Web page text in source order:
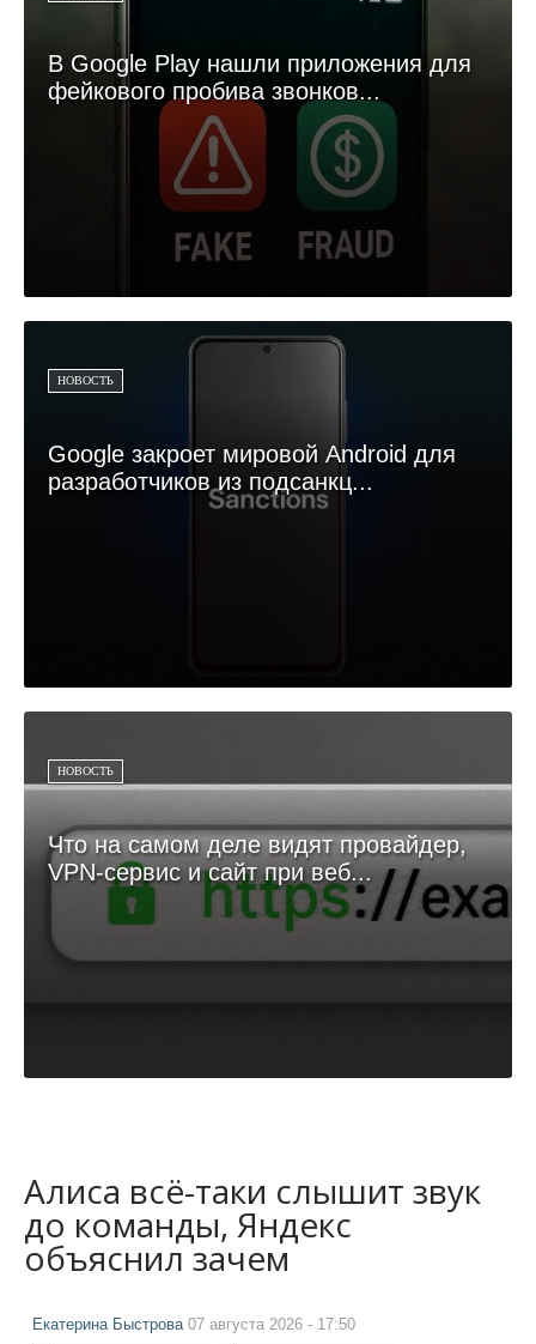
В Google Play нашли приложения для
фейкового пробива звонков...
НОВОСТЬ
Google закроет мировой Android для
разработчиков из подсанкц...
НОВОСТЬ
Что на самом деле видят провайдер,
VPN-сервис и сайт при веб...
Алиса всё-таки слышит звук
до команды, Яндекс
объяснил зачем
Екатерина Быстрова 07 августа 2026 - 17:50